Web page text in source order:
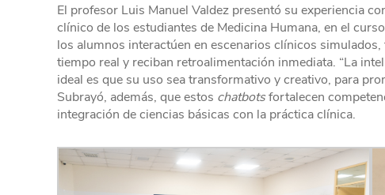
El profesor Luis Manuel Valdez presentó su experiencia
clínico de los estudiantes de Medicina Humana, en el
los alumnos interactúen en escenarios clínicos
tiempo real y reciban retroalimentación inmediata. “La
ideal es que su uso sea transformativo y creativo, para
Subrayó, además, que estos chatbotsfortalecen
integración de ciencias básicas con la práctica clínica.